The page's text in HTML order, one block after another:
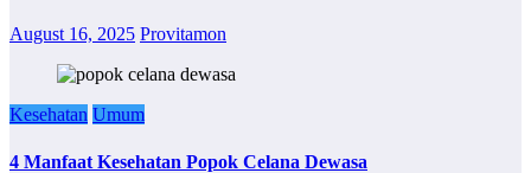
August 16, 2025 Provitamon
Kesehatan Umum
4 Manfaat Kesehatan Popok Celana Dewasa